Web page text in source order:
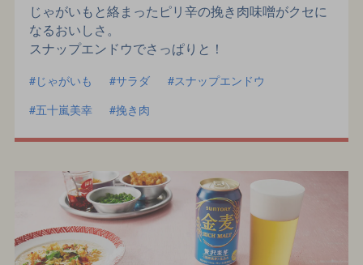
じゃがいもと絡まったピリ辛の挽き肉味噌がクセに
なるおいしさ。
スナップエンドウでさっぱりと！
じゃがいも サラダ
スナップエンドウ
五十嵐美幸
挽き肉